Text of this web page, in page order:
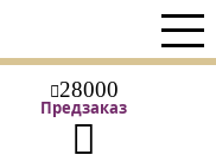
28000
Предзаказ